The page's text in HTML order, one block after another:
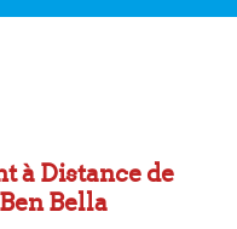
à Distance de
Bella